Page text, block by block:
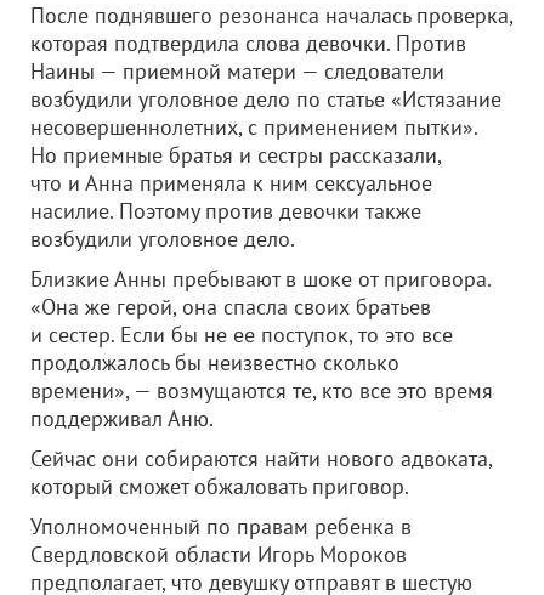
После поднявшего резонанса началась проверка,
которая подтвердила слова девочки. Против
Наины — приемной матери — следователи
возбудили уголовное дело по статье «Истязание
несовершеннолетних, с применением пытки».
Но приемные братья и сестры рассказали,
что и Анна применяла к ним сексуальное
насилие. Поэтому против девочки также
возбудили уголовное дело.
Близкие Анны пребывают в шоке от приговора.
«Она же герой, она спасла своих братьев
и сестер. Если бы не ее поступок, то это все
продолжалось бы неизвестно сколько
времени», — возмущаются те, кто все это время
поддерживал Аню.
Сейчас они собираются найти нового адвоката,
который сможет обжаловать приговор.
Уполномоченный по правам ребенка в
Свердловской области Игорь Мороков
предполагает, что девушку отправят в шестую